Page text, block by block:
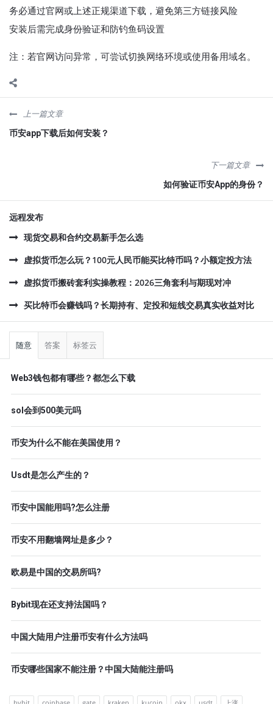
务必通过官网或上述正规渠道下载，避免第三方链接风险
安装后需完成身份验证和防钓鱼码设置
注：若官网访问异常，可尝试切换网络环境或使用备用域名。
上一篇文章
币安app下载后如何安装？
下一篇文章
如何验证币安App的身份？
远程发布
现货交易和合约交易新手怎么选
虚拟货币怎么玩？100元人民币能买比特币吗？小额定投方法
虚拟货币搬砖套利实操教程：2026三角套利与期现对冲
买比特币会赚钱吗？长期持有、定投和短线交易真实收益对比
侧
随意 答案 标签云
Web3钱包都有哪些？都怎么下载
sol会到500美元吗
币安为什么不能在美国使用？
Usdt是怎么产生的？
币安中国能用吗?怎么注册
币安不用翻墙网址是多少？
欧易是中国的交易所吗?
Bybit现在还支持法国吗？
中国大陆用户注册币安有什么方法吗
币安哪些国家不能注册？中国大陆能注册吗